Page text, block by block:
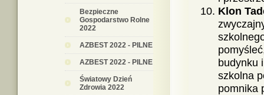
Bezpieczne
Gospodarstwo Rolne
2022
AZBEST 2022 - PILNE
AZBEST 2022 - PILNE
Światowy Dzień
Zdrowia 2022
Klon
budynku
szkolna
pomnika